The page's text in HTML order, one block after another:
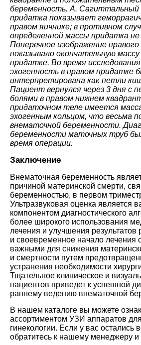
беременность. A. Сагиттальный
придатка показывает
правом яичнике; в противном
определенной массы придатка не
Поперечное изображение
показывало окончательную
придатке. Во время
эхогенность в правом придатке
интерпретирована как петли
Пациент вернулся через 3 дня с
болями в правом нижнем
придаточном теле имеется
эхогенным кольцом, что весьма
внематочной беременности.
беременности маточных труб
время операции.
Заключение
Внематочная беременность
причиной материнской смерти,
беременностью, в первом
Ультразвуковая оценка является
компонентом диагностического
более широкого использования
лечения и улучшения результатов
и своевременное начало лечения
важными для снижения
и смертности путем
устранения необходимости
Тщательное клиническое и
пациентов приведет к успешной
раннему ведению внематочной
В нашем каталоге вы можете
ассортиментом УЗИ аппаратов
гинекологии. Если у вас остались
обратитесь к нашему менеджеру и